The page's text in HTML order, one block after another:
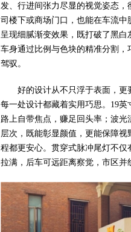
发、行进间张力尽显的视觉姿态
司楼下或商场门口，也能在车流
呈现细腻渐变效果，既打破了黑白
车身通过比例与色块的精准分割
驾驭。
好的设计从不只浮于表面，更
每一处设计都藏着实用巧思。19
路上自带焦点，赚足回头率；波
层次，既能彰显颜值，更能保障
程都更安心。贯穿式脉冲尾灯不
拉满，后车可远距离察觉，市区并